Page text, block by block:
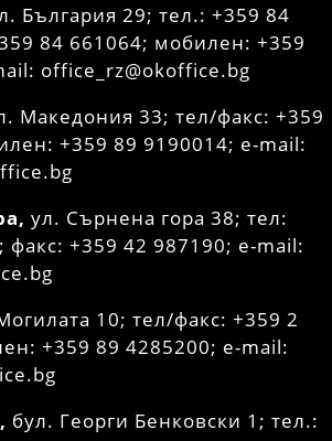
България 29; тел.: +359 84
84 661064; мобилен: +359
office_rz@okoffice.bg
Македония 33; тел/факс: +359
+359 89 9190014; e-mail:
ул. Сърнена гора 38; тел:
факс: +359 42 987190; e-mail:
10; тел/факс: +359 2
+359 89 4285200; e-mail:
бул. Георги Бенковски 1; тел.: